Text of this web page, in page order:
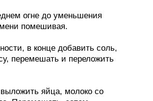
огне до уменьшения
помешивая.
в конце добавить соль,
перемешать и переложить
яйца, молоко со